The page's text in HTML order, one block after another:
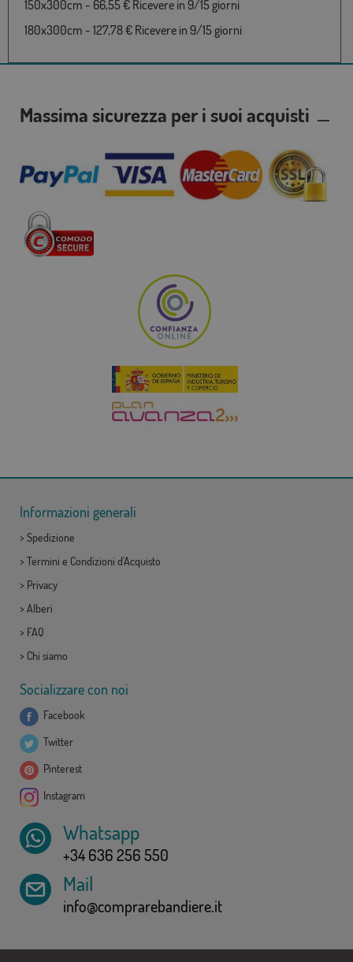
150x300cm - 66,55 € Ricevere in 9/15 giorni
180x300cm - 127,78 € Ricevere in 9/15 giorni
Massima sicurezza per i suoi acquisti
Informazioni generali
> Spedizione
> Termini e Condizioni d'Acquisto
> Privacy
> Alberi
> FAQ
> Chi siamo
Socializzare con noi
Facebook
Twitter
Pinterest
Instagram
Whatsapp
+34 636 256 550
Mail
info@comprarebandiere.it